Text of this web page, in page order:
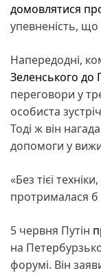
домовлятися
упевненість,
Напередодні,
Зеленського до
переговори у
особиста
Тоді ж він
допомоги у
«Без тієї
протрималася б
5 червня Путін
на
форумі. Він